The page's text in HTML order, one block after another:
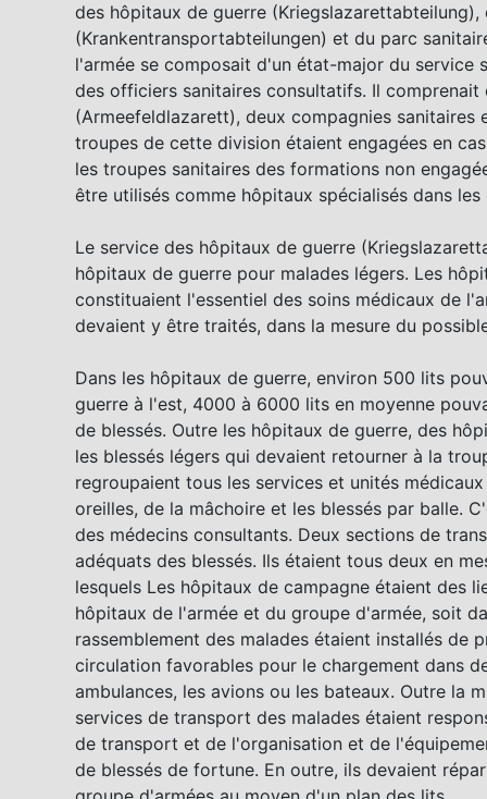
des hôpitaux de guerre
(Krankentransportabteilungen) et du parc
l'armée se composait d'un état-major du service
des officiers sanitaires consultatifs. Il
(Armeefeldlazarett), deux compagnies
troupes de cette division étaient engagées en
les troupes sanitaires des formations non
être utilisés comme hôpitaux spécialisés dans les
Le service des hôpitaux de guerre
hôpitaux de guerre pour malades légers. Les
constituaient l'essentiel des soins médicaux de
devaient y être traités, dans la mesure du
Dans les hôpitaux de guerre, environ 500 lits
guerre à l'est, 4000 à 6000 lits en moyenne
de blessés. Outre les hôpitaux de guerre, des
les blessés légers qui devaient retourner à la
regroupaient tous les services et unités
oreilles, de la mâchoire et les blessés par balle.
des médecins consultants. Deux sections de
adéquats des blessés. Ils étaient tous deux en
lesquels Les hôpitaux de campagne étaient des
hôpitaux de l'armée et du groupe d'armée, soit
rassemblement des malades étaient installés
circulation favorables pour le chargement dans
ambulances, les avions ou les bateaux. Outre la
services de transport des malades étaient
de transport et de l'organisation et de
de blessés de fortune. En outre, ils devaient